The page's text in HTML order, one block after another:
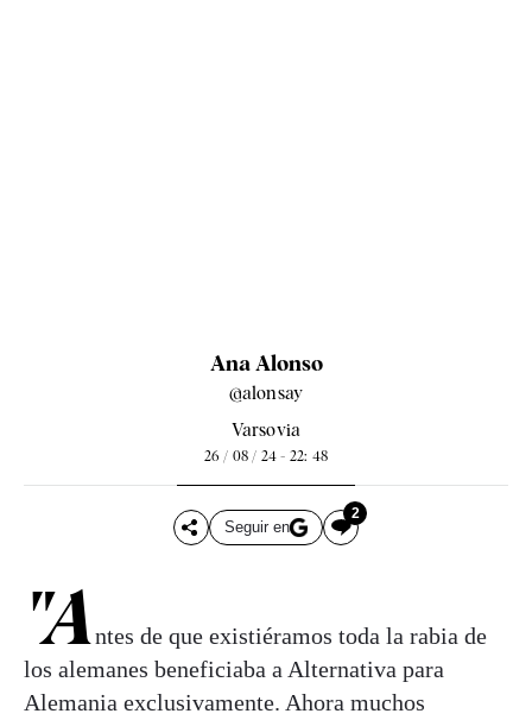
Ana Alonso
@alonsay
Varsovia
26 / 08 / 24 - 22: 48
Seguir en
2
"Antes de que existiéramos toda la rabia de
los alemanes beneficiaba a Alternativa para
Alemania exclusivamente. Ahora muchos